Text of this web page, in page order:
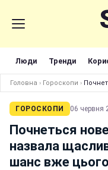
Люди Тренди
Головна › Гороскопи ›
ГОРОСКОПИ 06 червня
Почнеться
назвала
шанс вже